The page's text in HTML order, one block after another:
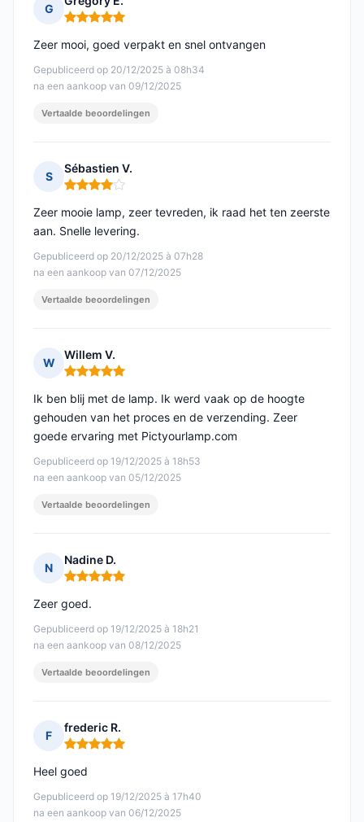
G
Opmerking: 5 van 5
Gepubliceerd op 20/12/2025 à 08h34
na een aankoop van 09/12/2025
Zeer mooi, goed verpakt en snel ontvangen
Vertaalde beoordelingen
S
Sébastien V.
Opmerking: 4 van 5
Gepubliceerd op 20/12/2025 à 07h28
na een aankoop van 07/12/2025
Zeer mooie lamp, zeer tevreden, ik raad het ten zeerste
aan. Snelle levering.
Vertaalde beoordelingen
W
Willem V.
Opmerking: 5 van 5
Gepubliceerd op 19/12/2025 à 18h53
na een aankoop van 05/12/2025
Ik ben blij met de lamp. Ik werd vaak op de hoogte
gehouden van het proces en de verzending. Zeer
goede ervaring met Pictyourlamp.com
Vertaalde beoordelingen
N
Nadine D.
Opmerking: 5 van 5
Gepubliceerd op 19/12/2025 à 18h21
na een aankoop van 08/12/2025
Zeer goed.
Vertaalde beoordelingen
F
frederic R.
Opmerking: 5 van 5
Gepubliceerd op 19/12/2025 à 17h40
na een aankoop van 06/12/2025
Heel goed